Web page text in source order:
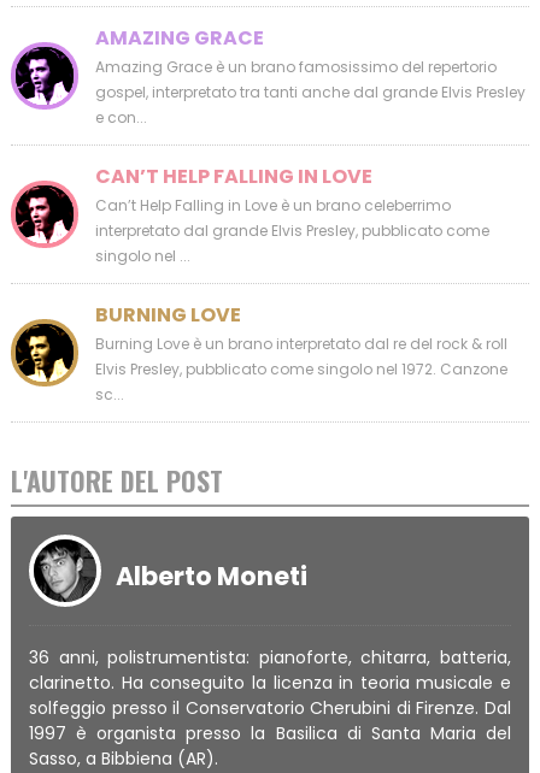
AMAZING GRACE
Amazing Grace è un brano famosissimo del repertorio
gospel, interpretato tra tanti anche dal grande Elvis Presley
e con...
CAN’T HELP FALLING IN LOVE
Can’t Help Falling in Love è un brano celeberrimo
interpretato dal grande Elvis Presley, pubblicato come
singolo nel ...
BURNING LOVE
Burning Love è un brano interpretato dal re del rock & roll
Elvis Presley, pubblicato come singolo nel 1972. Canzone
sc...
L'AUTORE DEL POST
Alberto Moneti
36 anni, polistrumentista: pianoforte, chitarra, batteria,
clarinetto. Ha conseguito la licenza in teoria musicale e
solfeggio presso il Conservatorio Cherubini di Firenze. Dal
1997 è organista presso la Basilica di Santa Maria del
Sasso, a Bibbiena (AR).